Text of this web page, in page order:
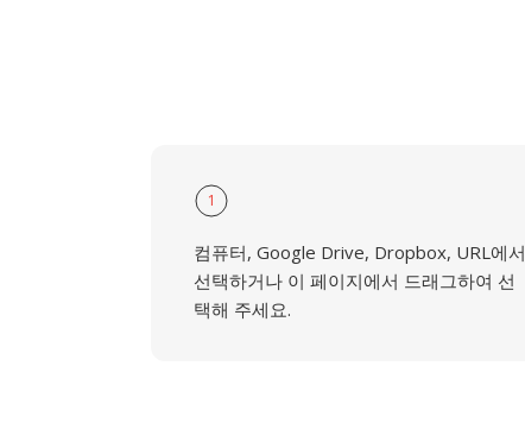
1
컴퓨터, Google Drive, Dropbox, URL에서
선택하거나 이 페이지에서 드래그하여 선
택해 주세요.